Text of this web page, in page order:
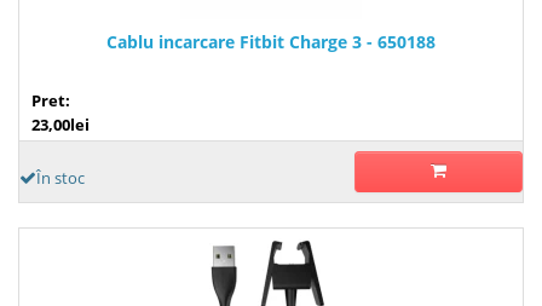
Cablu incarcare Fitbit Charge 3 - 650188
Pret:
23,00lei
În stoc